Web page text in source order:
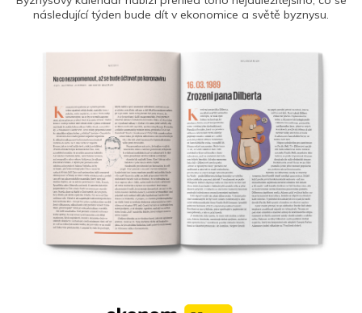
následující týden bude dít v ekonomice a světě byznysu.